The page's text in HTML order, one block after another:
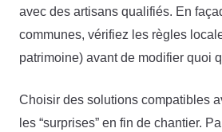
avec des artisans qualifiés. En
communes, vérifiez les règles
patrimoine) avant de modifier quoi
Choisir des solutions compatibles
les “surprises” en fin de chantier.